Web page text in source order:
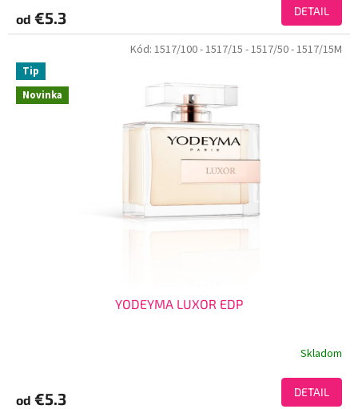
od €5.3 DETAIL
Novinka
Tip
YODEYMA LUXOR EDP
Skladom
od €5.3 DETAIL
Kód: 1517/100- 1517/15 - 1517/50- 1517/15M